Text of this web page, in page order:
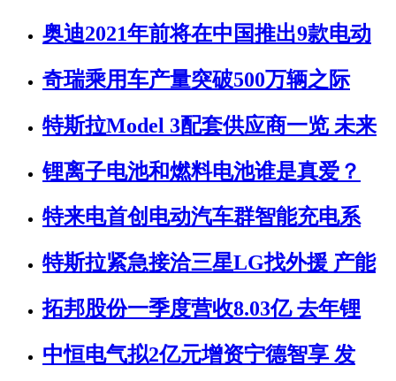
奥迪2021年前将在中国推出9款电动
奇瑞乘用车产量突破500万辆之际
特斯拉Model 3配套供应商一览 未来
锂离子电池和燃料电池谁是真爱？
特来电首创电动汽车群智能充电系
特斯拉紧急接洽三星LG找外援 产能
拓邦股份一季度营收8.03亿 去年锂
中恒电气拟2亿元增资宁德智享 发